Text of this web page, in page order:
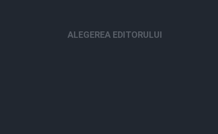
ALEGEREA EDITORULUI